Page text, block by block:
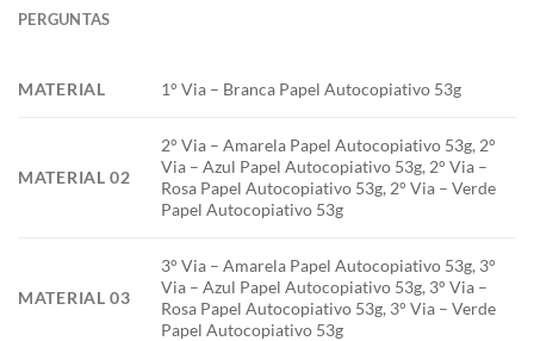
PERGUNTAS
MATERIAL 1° Via – Branca Papel Autocopiativo 53g
MATERIAL 02
2° Via – Amarela Papel Autocopiativo 53g, 2°
Via – Azul Papel Autocopiativo 53g, 2° Via –
Rosa Papel Autocopiativo 53g, 2° Via – Verde
Papel Autocopiativo 53g
MATERIAL 03
3° Via – Amarela Papel Autocopiativo 53g, 3°
Via – Azul Papel Autocopiativo 53g, 3° Via –
Rosa Papel Autocopiativo 53g, 3° Via – Verde
Papel Autocopiativo 53g